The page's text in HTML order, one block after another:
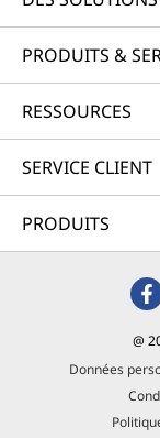
PRODUITS &
RESSOURCES
SERVICE CLIENT
PRODUITS
@
Données